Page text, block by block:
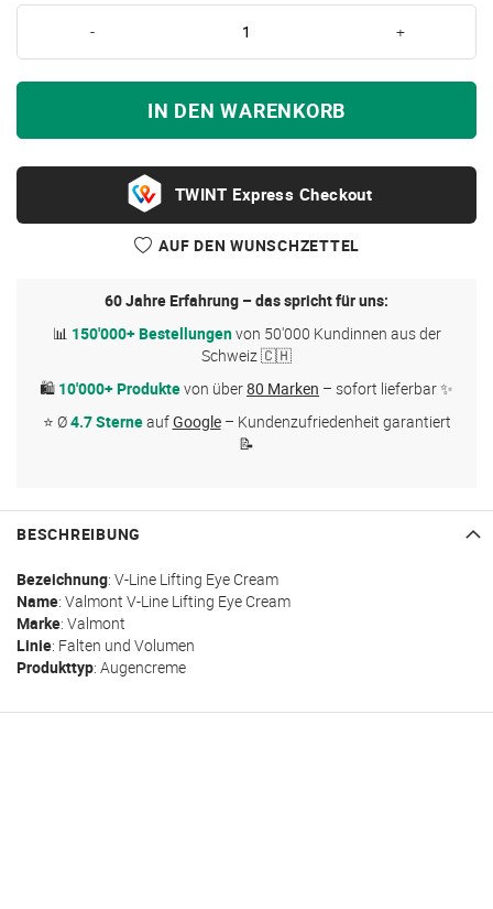
- +
IN DEN WARENKORB
Express Checkout
AUF DEN WUNSCHZETTEL
60 Jahre Erfahrung – das spricht für uns:
📊 150'000+ Bestellungenvon 50'000 Kundinnen aus der
Schweiz 🇨🇭
🛍 10'000+ Produktevon über80 Marken – sofort lieferbar ✨
⭐ Ø4.7 SterneaufGoogle– Kundenzufriedenheit garantiert
📝
BESCHREIBUNG
Bezeichnung: V-Line Lifting Eye Cream
Name: Valmont V-Line Lifting Eye Cream
Marke: Valmont
Linie: Falten und Volumen
Produkttyp: Augencreme